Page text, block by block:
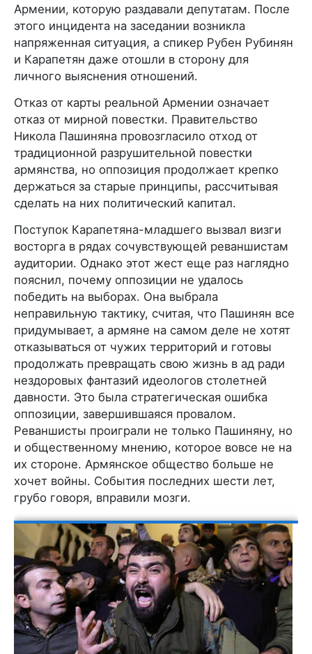
Армении, которую раздавали депутатам. После
этого инцидента на заседании возникла
напряженная ситуация, а спикер Рубен Рубинян
и Карапетян даже отошли в сторону для
личного выяснения отношений.
Отказ от карты реальной Армении означает
отказ от мирной повестки. Правительство
Никола Пашиняна провозгласило отход от
традиционной разрушительной повестки
армянства, но оппозиция продолжает крепко
держаться за старые принципы, рассчитывая
сделать на них политический капитал.
Поступок Карапетяна-младшего вызвал визги
восторга в рядах сочувствующей реваншистам
аудитории. Однако этот жест еще раз наглядно
пояснил, почему оппозиции не удалось
победить на выборах. Она выбрала
неправильную тактику, считая, что Пашинян все
придумывает, а армяне на самом деле не хотят
отказываться от чужих территорий и готовы
продолжать превращать свою жизнь в ад ради
нездоровых фантазий идеологов столетней
давности. Это была стратегическая ошибка
оппозиции, завершившаяся провалом.
Реваншисты проиграли не только Пашиняну, но
и общественному мнению, которое вовсе не на
их стороне. Армянское общество больше не
хочет войны. События последних шести лет,
грубо говоря, вправили мозги.